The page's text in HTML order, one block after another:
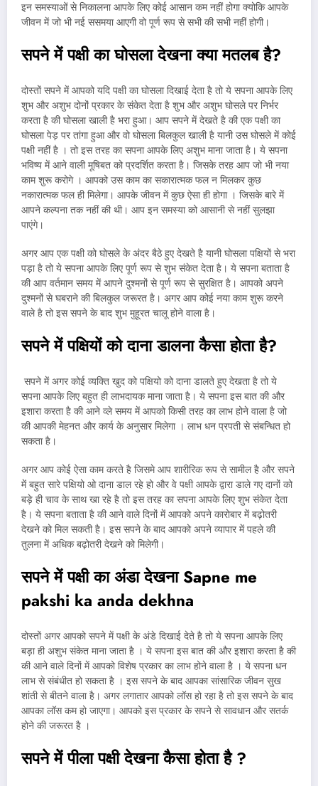
इन समस्याओं से निकालना आपके लिए कोई आसान कम नहीं होगा क्योकि आपके
जीवन में जो भी नई ससमया आएगी वो पूर्ण रूप से सभी की सभी नहीं होगी।
सपने में पक्षी का घोसला देखना क्या मतलब है?
दोस्तों सपने में आपको यदि पक्षी का घोसला दिखाई देता है तो ये सपना आपके लिए
शुभ और अशुभ दोनों प्रकार के संकेत देता है शुभ और अशुभ घोसले पर निर्भर
करता है की घोसला खाली है भरा हुआ। आप सपने में देखते है की एक पक्षी का
घोसला पेड़ पर तांगा हुआ और वो घोसला बिलकुल खाली है यानी उस घोसले में कोई
पक्षी नहीं है । तो इस तरह का सपना आपके लिए अशुभ माना जाता है। ये सपना
भविष्य में आने वाली मूषिबत को प्रदर्शित करता है। जिसके तरह आप जो भी नया
काम शुरू करोगे । आपको उस काम का सकारात्मक फल न मिलकर कुछ
नकारात्मक फल ही मिलेगा। आपके जीवन में कुछ ऐसा ही होगा । जिसके बारे में
आपने कल्पना तक नहीं की थी। आप इन समस्या को आसानी से नहीं सुलझा
पाएंगे।
अगर आप एक पक्षी को घोसले के अंदर बैठे हुए देखते है यानी घोसला पक्षियों से भरा
पड़ा है तो ये सपना आपके लिए पूर्ण रूप से शुभ संकेत देता है। ये सपना बताता है
की आप वर्तमान समय में आपने दुश्मनों से पूर्ण रूप से सुरक्षित है। आपको अपने
दुश्मनों से घबराने की बिलकुल जरूरत है। अगर आप कोई नया काम शुरू करने
वाले है तो इस सपने के बाद शुभ मुहूरत चालू होने वाला है।
सपने में पक्षियों को दाना डालना कैसा होता है?
सपने में अगर कोई व्यक्ति खुद को पक्षियो को दाना डालते हुए देखता है तो ये
सपना आपके लिए बहुत ही लाभदायक माना जाता है। ये सपना इस बात की और
इशारा करता है की आने व्ले समय में आपको किसी तरह का लाभ होने वाला है जो
की आपकी मेहनत और कार्य के अनुसार मिलेगा । लाभ धन प्रपती से संबन्धित हो
सकता है।
अगर आप कोई ऐसा काम करते है जिसमे आप शारीरिक रूप से सामील है और सपने
में बहुत सारे पक्षियो ओ दाना डाल रहे हो और वे पक्षी आपके द्वारा डाले गए दानों को
बड़े ही चाव के साथ खा रहे है तो इस तरह का सपना आपके लिए शुभ संकेत देता
है। ये सपना बताता है की आने वाले दिनों में आपको अपने कारोबार में बढ़ोतरी
देखने को मिल सकती है। इस सपने के बाद आपको अपने व्यापार में पहले की
तुलना में अधिक बढ़ोतरी देखने को मिलेगी।
सपने में पक्षी का अंडा देखना Sapne me
pakshi ka anda dekhna
दोस्तों अगर आपको सपने में पक्षी के अंडे दिखाई देते है तो ये सपना आपके लिए
बड़ा ही अशुभ संकेत माना जाता है । ये सपना इस बात की और इशारा करता है की
की आने वाले दिनों में आपको विशेष प्रकार का लाभ होने वाला है । ये सपना धन
लाभ से संबंधीत हो सकता है । इस सपने के बाद आपका सांसारिक जीवन सुख
शांती से बीतने वाला है। अगर लगातार आपको लॉस हो रहा है तो इस सपने के बाद
आपका लॉस कम हो जाएगा। आपको इस प्रकार के सपने से सावधान और सतर्क
होने की जरूरत है ।
सपने में पीला पक्षी देखना कैसा होता है?